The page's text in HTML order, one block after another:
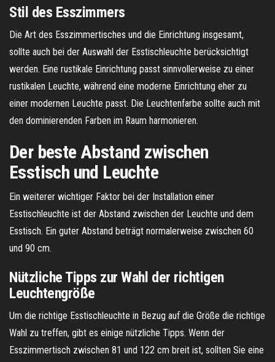
Stil des Esszimmers
Die Art des Esszimmertisches und die Einrichtung insgesamt,
sollte auch bei der Auswahl der Esstischleuchte berücksichtigt
werden. Eine rustikale Einrichtung passt sinnvollerweise zu einer
rustikalen Leuchte, während eine moderne Einrichtung eher zu
einer modernen Leuchte passt. Die Leuchtenfarbe sollte auch mit
den dominierenden Farben im Raum harmonieren.
Der beste Abstand zwischen
Esstisch und Leuchte
Ein weiterer wichtiger Faktor bei der Installation einer
Esstischleuchte ist der Abstand zwischen der Leuchte und dem
Esstisch. Ein guter Abstand beträgt normalerweise zwischen 60
und 90 cm.
Nützliche Tipps zur Wahl der richtigen
Leuchtengröße
Um die richtige Esstischleuchte in Bezug auf die Größe die richtige
Wahl zu treffen, gibt es einige nützliche Tipps. Wenn der
Esszimmertisch zwischen 81 und 122 cm breit ist, sollten Sie eine